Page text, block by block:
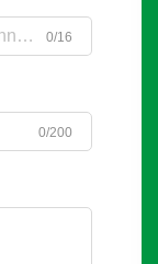
0/16
0/200